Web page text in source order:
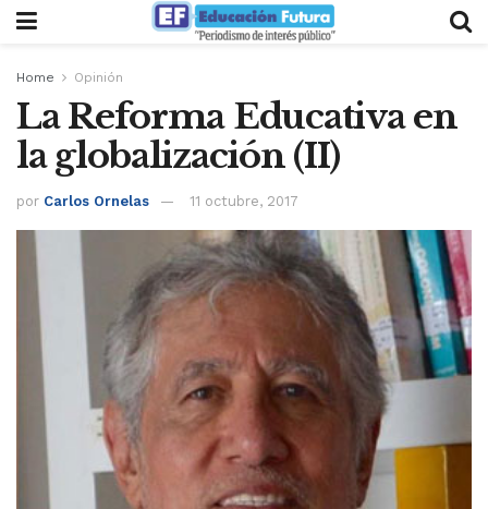
Home Opinión
La Reforma Educativa en
la globalización (II)
por Carlos Ornelas 11 octubre, 2017